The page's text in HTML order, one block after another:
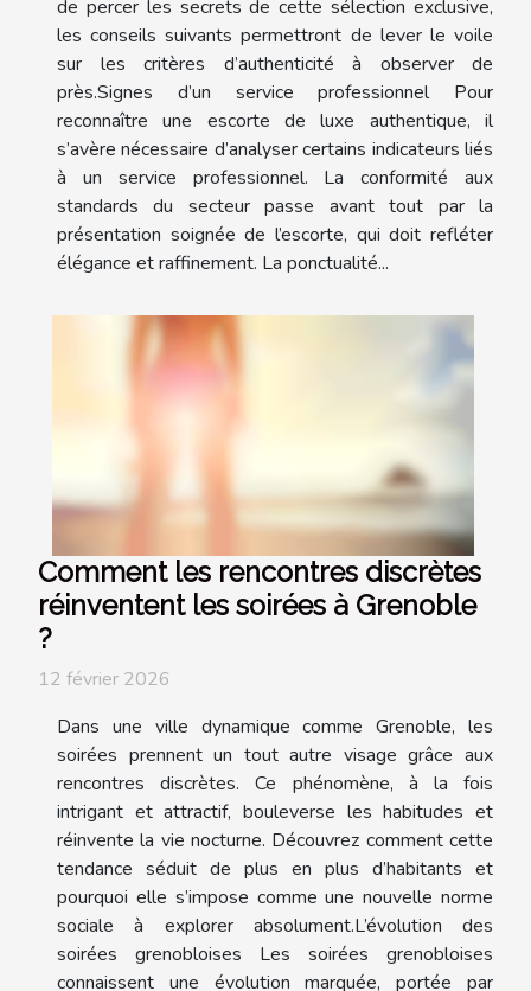
de percer les secrets de cette sélection exclusive,
les conseils suivants permettront de lever le voile
sur les critères d’authenticité à observer de
près.Signes d’un service professionnel Pour
reconnaître une escorte de luxe authentique, il
s’avère nécessaire d’analyser certains indicateurs liés
à un service professionnel. La conformité aux
standards du secteur passe avant tout par la
présentation soignée de l’escorte, qui doit refléter
élégance et raffinement. La ponctualité...
Comment les rencontres discrètes
réinventent les soirées à Grenoble
?
12 février 2026
Dans une ville dynamique comme Grenoble, les
soirées prennent un tout autre visage grâce aux
rencontres discrètes. Ce phénomène, à la fois
intrigant et attractif, bouleverse les habitudes et
réinvente la vie nocturne. Découvrez comment cette
tendance séduit de plus en plus d’habitants et
pourquoi elle s’impose comme une nouvelle norme
sociale à explorer absolument.L’évolution des
soirées grenobloises Les soirées grenobloises
connaissent une évolution marquée, portée par